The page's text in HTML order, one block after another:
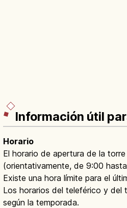
Información útil
Horario
El horario de apertura de la
(orientativamente, de 9:00
Existe una hora límite para el
Los horarios del teleférico y del
según la temporada.